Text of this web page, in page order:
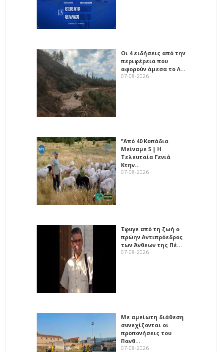
Οι 4 ειδήσεις από την
περιφέρεια που
αφορούν άμεσα το Λ…
07-08-2026
"Από 40 Κοπάδια
Μείναμε 5 | Η
Τελευταία Γενιά
Κτην…
07-08-2026
Έφυγε από τη ζωή ο
πρώην Αντιπρόεδρος
των Άνθεων της Πέ…
07-08-2026
Με αμείωτη διάθεση
συνεχίζονται οι
προπονήσεις του
Πανθ…
07-08-2026